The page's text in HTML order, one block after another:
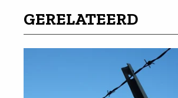
GERELATEERD